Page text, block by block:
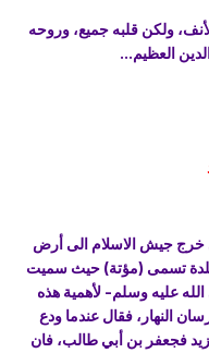
ولكن قلبه جميع، وروحه
العظيم...
خرج جيش الاسلام الى أرض
بلدة تسمى (مؤتة) حيث سميت
عليه وسلم- لأهمية هذه
النهار، فقال عندما ودع
فجعفر بن أبي طالب، فان